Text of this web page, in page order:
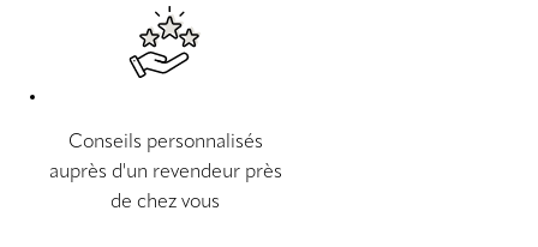
Conseils personnalisés
auprès d'un revendeur près
de chez vous